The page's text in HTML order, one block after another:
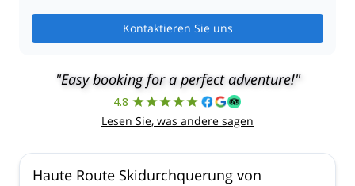
Kontaktieren Sie uns
"Easy booking for a perfect adventure!"
4.8
Lesen Sie, was andere sagen
Haute Route Skidurchquerung von